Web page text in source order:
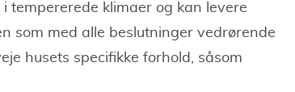
tempererede klimaer og kan levere
som med alle beslutninger vedrørende
husets specifikke forhold, såsom